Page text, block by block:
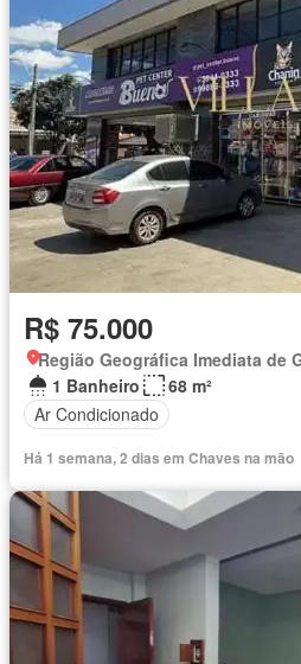
R$ 75.000
Região Geográfica Imediata de
1 Banheiro
68 m²
Ar Condicionado
Há 1 semana, 2 dias em Chaves na mão